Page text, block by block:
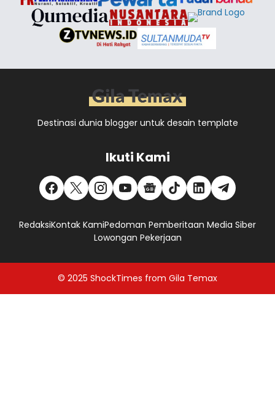
Destinasi dunia blogger untuk desain template
Ikuti Kami
RedaksiKontak KamiPedoman Pemberitaan Media Siber
Lowongan Pekerjaan
© 2025 ShockTimes from Gila Temax